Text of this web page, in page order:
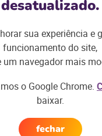
desatualizado.
sua experiência e
funcionamento do site,
um navegador mais
o Google Chrome.
baixar.
fechar